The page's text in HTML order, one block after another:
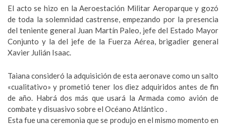
El acto se hizo en la Aeroestación Militar Aeroparque y gozó
de toda la solemnidad castrense, empezando por la presencia
del teniente general Juan Martín Paleo, jefe del Estado Mayor
Conjunto y la del jefe de la Fuerza Aérea, brigadier general
Xavier Julián Isaac.
Taiana consideró la adquisición de esta aeronave como un salto
«cualitativo» y prometió tener los diez adquiridos antes de fin
de año. Habrá dos más que usará la Armada como avión de
combate y disuasivo sobre el Océano Atlántico .
Esta fue una ceremonia que se produjo en el mismo momento en